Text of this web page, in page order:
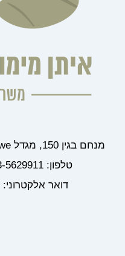
מנחם בגין 150, מגדל we קומה 11, תל אביב 6492105
טלפון: 03-5629911, פקס: 03-5625353
דואר אלקטרוני: